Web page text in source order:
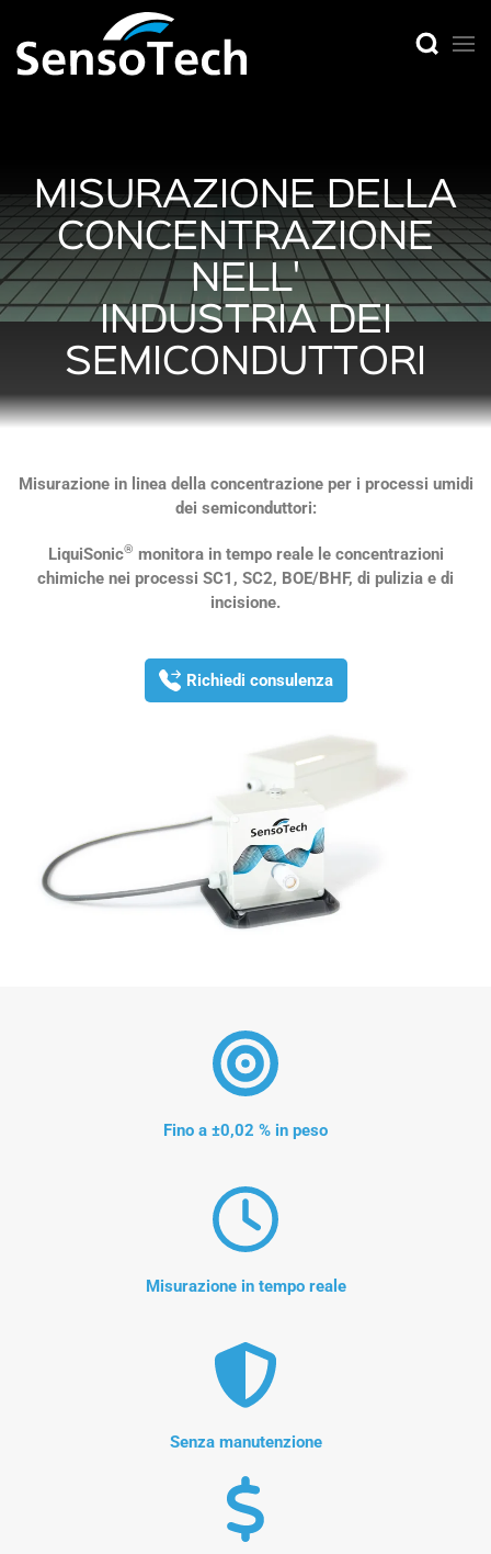
MISURAZIONE DELLA
CONCENTRAZIONE
NELL'
INDUSTRIA DEI
SEMICONDUTTORI
Misurazione in linea della concentrazione per i processi umidi
dei semiconduttori:
LiquiSonic® monitora in tempo reale le concentrazioni
chimiche nei processi SC1, SC2, BOE/BHF, di pulizia e di
incisione.
Richiedi consulenza
Fino a ±0,02 % in peso
Misurazione in tempo reale
Senza manutenzione